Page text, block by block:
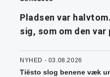
Pladsen var
sig, som om den var
NYHED - 03.08.2026
Tiësto slog benene væk